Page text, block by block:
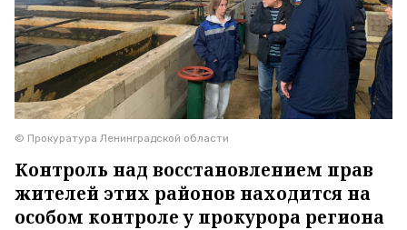
© Прокуратура Ленинградской области
Контроль над восстановлением прав
жителей этих районов находится на
особом контроле у прокурора региона